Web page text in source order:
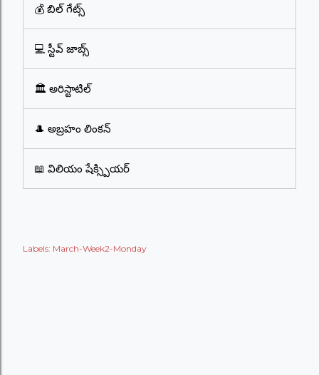
💰 బిల్ గేట్స్
💻 స్టీవ్ జాబ్స్
🏛️ అరిస్టాటిల్
🎩 అబ్రహం లింకన్
📖 విలియం షేక్స్పియర్
Labels: March-Week2-Monday